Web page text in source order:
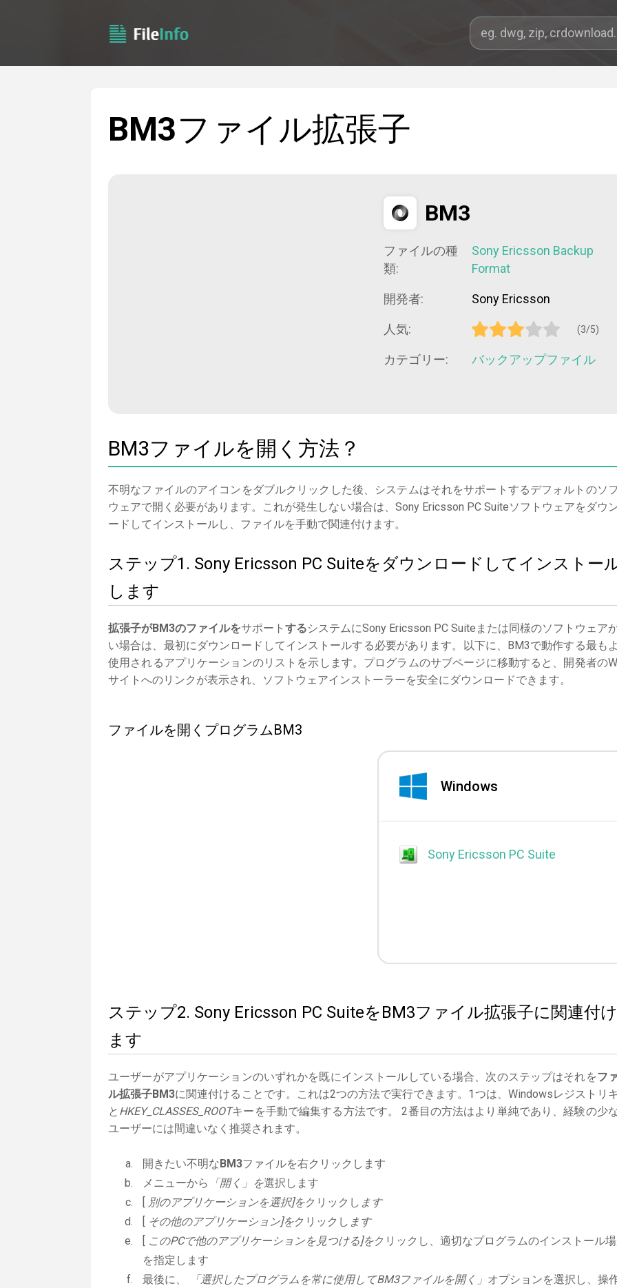
BM3ファイル拡張子
BM3
ファイルの種
類:
Sony Ericsson Backup
Format
開発者: Sony Ericsson
人気: (3/5)
カテゴリー: バックアップファイル
BM3ファイルを開く方法？
不明なファイルのアイコンをダブルクリックした後、システムはそれをサポートするデフォルトのソ
ウェアで開く必要があります。これが発生しない場合は、Sony Ericsson PC Suiteソフトウェアをダウ
ードしてインストールし、ファイルを手動で関連付けます。
ステップ1. Sony Ericsson PC Suiteをダウンロードしてインストー
します
拡張子がBM3のファイルをサポート するシステムにSony Ericsson PC Suiteまたは同様のソフトウェア
い場合は、最初にダウンロードしてインストールする必要があります。以下に、BM3で動作する最も
使用されるアプリケーションのリストを示します。プログラムのサブページに移動すると、開発者の
サイトへのリンクが表示され、ソフトウェアインストーラーを安全にダウンロードできます。
ファイルを開くプログラムBM3
Windows
Sony Ericsson PC Suite
ステップ2. Sony Ericsson PC SuiteをBM3ファイル拡張子に関連付け
ます
ユーザーがアプリケーションのいずれかを既にインストールしている場合、次のステップはそれをフ
ル拡張子BM3に関連付けることです。これは2つの方法で実行できます。1つは、Windowsレジストリ
と HKEY_CLASSES_ROOTキーを手動で編集する方法です。 2番目の方法はより単純であり、経験の少
ユーザーには間違いなく推奨されます。
開きたい不明なBM3ファイルを右クリックします
メニューから
「開く」を選択します
[ 別のアプリケーションを選択]をクリックし ます
[ その他のアプリケーション]をクリックし ます
[ このPCで他のアプリケーションを見つける]をクリックし、適切なプログラムのインストール
を指定します
最後に、
「選択したプログラムを常に使用してBM3ファイルを開く」 オプションを選択し、操